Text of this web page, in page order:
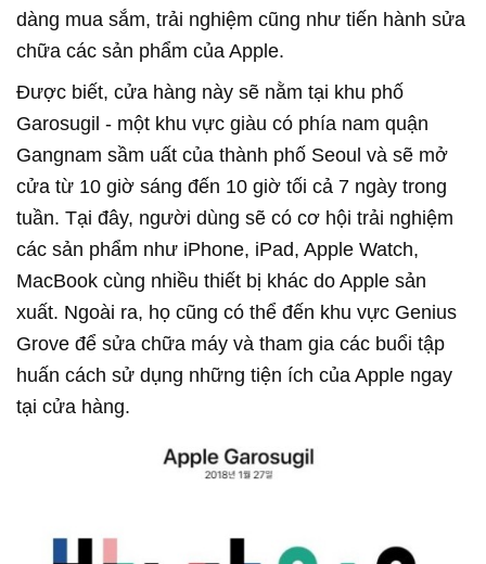
dàng mua sắm, trải nghiệm cũng như tiến hành sửa
chữa các sản phẩm của Apple.
Được biết, cửa hàng này sẽ nằm tại khu phố
Garosugil - một khu vực giàu có phía nam quận
Gangnam sầm uất của thành phố Seoul và sẽ mở
cửa từ 10 giờ sáng đến 10 giờ tối cả 7 ngày trong
tuần. Tại đây, người dùng sẽ có cơ hội trải nghiệm
các sản phẩm như iPhone, iPad, Apple Watch,
MacBook cùng nhiều thiết bị khác do Apple sản
xuất. Ngoài ra, họ cũng có thể đến khu vực Genius
Grove để sửa chữa máy và tham gia các buổi tập
huấn cách sử dụng những tiện ích của Apple ngay
tại cửa hàng.